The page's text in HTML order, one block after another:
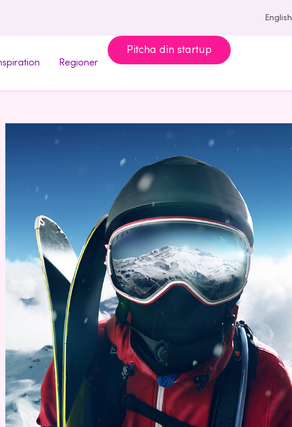
English
Regioner
Pitcha din startup